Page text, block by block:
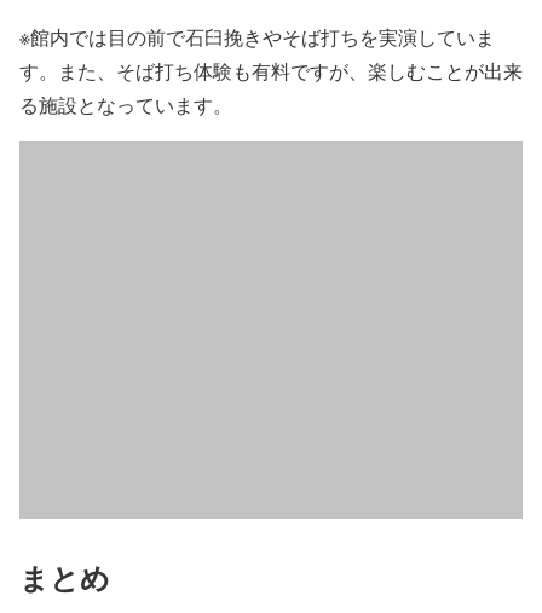
※館内では目の前で石臼挽きやそば打ちを実演していま
す。また、そば打ち体験も有料ですが、楽しむことが出来
る施設となっています。
まとめ